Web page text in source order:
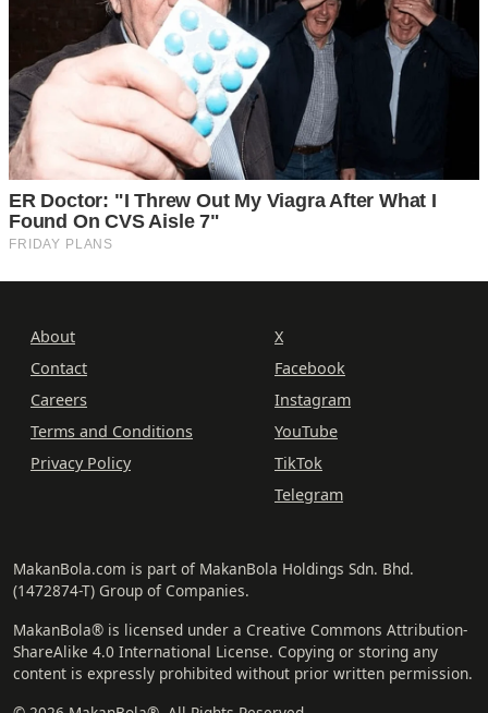
About
Contact
Careers
Terms and Conditions
Privacy Policy
X
Facebook
Instagram
YouTube
TikTok
Telegram
MakanBola.com is part of MakanBola Holdings Sdn. Bhd.
(1472874-T) Group of Companies.
MakanBola® is licensed under a Creative Commons Attribution-
ShareAlike 4.0 International License. Copying or storing any
content is expressly prohibited without prior written permission.